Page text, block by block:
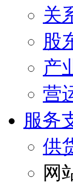
关
股
产
营
服务
供
网